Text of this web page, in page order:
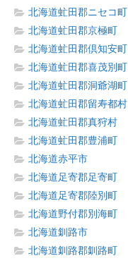
北海道虻田郡ニセコ町
北海道虻田郡京極町
北海道虻田郡倶知安町
北海道虻田郡喜茂別町
北海道虻田郡洞爺湖町
北海道虻田郡留寿都村
北海道虻田郡真狩村
北海道虻田郡豊浦町
北海道赤平市
北海道足寄郡足寄町
北海道足寄郡陸別町
北海道野付郡別海町
北海道釧路市
北海道釧路郡釧路町